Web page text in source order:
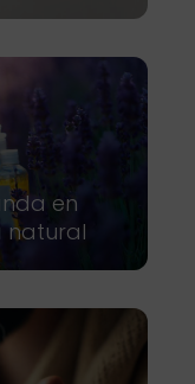
en
natural